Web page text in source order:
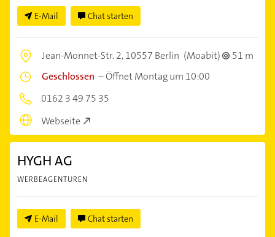
E-Mail Chat starten
Jean-Monnet-Str. 2,10557 Berlin (Moabit)
51 m
Geschlossen –Öffnet Montag um 10:00
0162 3 49 75 35
Webseite
HYGH AG
WERBEAGENTUREN
E-Mail Chat starten